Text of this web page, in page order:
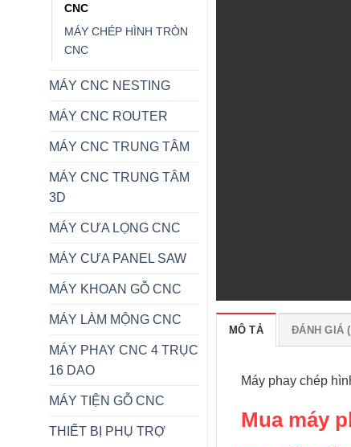
CNC
MÁY CHÉP HÌNH TRÒN
CNC
MÁY CNC NESTING
MÁY CNC ROUTER
MÁY CNC TRUNG TÂM
MÁY CNC TRUNG TÂM
3D
MÁY CƯA LỌNG CNC
MÁY CƯA PANEL SAW
MÁY KHOAN GỖ CNC
MÁY LÀM MỘNG CNC
MÁY PHAY CNC 4 TRỤC
16 DAO
MÁY TIỆN GỖ CNC
THIẾT BỊ PHỤ TRỢ
MÔ TẢ ĐÁNH GIÁ
Máy phay chép
Mua máy